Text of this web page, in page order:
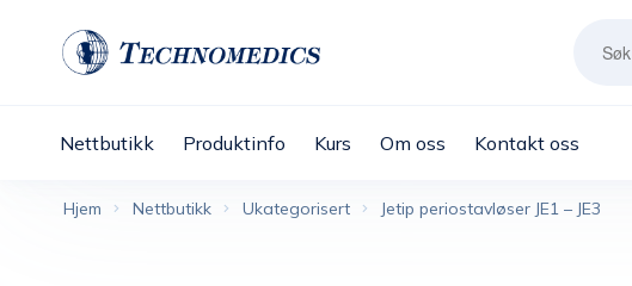
Nettbutikk Produktinfo Kurs Om oss Kontakt oss
Hjem Nettbutikk Ukategorisert Jetip periostavløser JE1 – JE3